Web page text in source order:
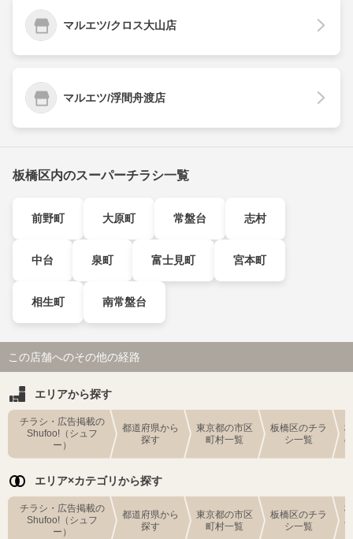
マルエツ/クロス大山店
マルエツ/浮間舟渡店
板橋区内のスーパーチラシ一覧
前野町 大原町 常盤台 志村
中台 泉町 富士見町 宮本町
相生町 南常盤台
この店舗へのその他の経路
エリアから探す
チラシ・広告掲載の
Shufoo!（シュフ
ー）
都道府県から
探す
東京都の市区
町村一覧
板橋区のチラ
シ一覧
エリア×カテゴリから探す
チラシ・広告掲載の
Shufoo!（シュフ
ー）
都道府県から
探す
東京都の市区
町村一覧
板橋区のチラ
シ一覧